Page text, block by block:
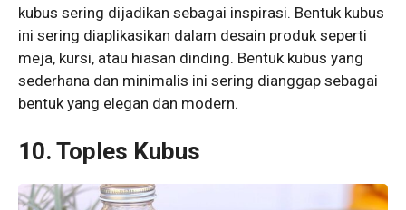
kubus sering dijadikan sebagai inspirasi. Bentuk kubus
ini sering diaplikasikan dalam desain produk seperti
meja, kursi, atau hiasan dinding. Bentuk kubus yang
sederhana dan minimalis ini sering dianggap sebagai
bentuk yang elegan dan modern.
10. Toples Kubus